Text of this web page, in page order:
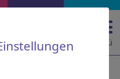
springen
Menü